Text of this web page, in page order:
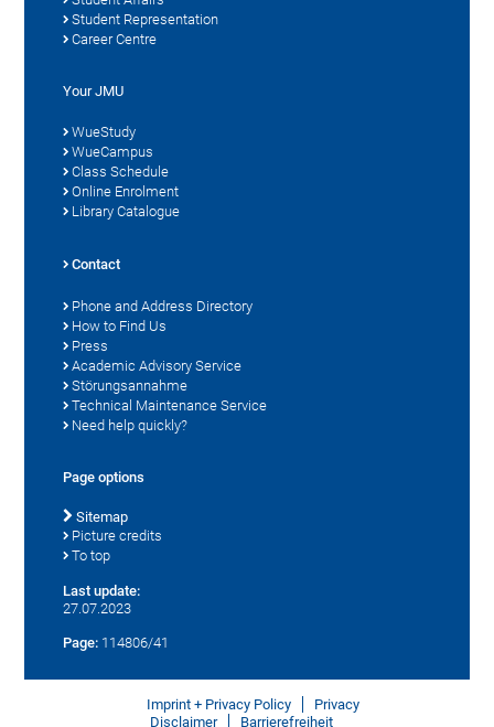
Student Representation
Career Centre
Your JMU
WueStudy
WueCampus
Class Schedule
Online Enrolment
Library Catalogue
Contact
Phone and Address Directory
How to Find Us
Press
Academic Advisory Service
Störungsannahme
Technical Maintenance Service
Need help quickly?
Page options
Sitemap
Picture credits
To top
Last update:
27.07.2023
Page: 114806/41
Imprint + Privacy Policy
Privacy
Disclaimer
Barrierefreiheit